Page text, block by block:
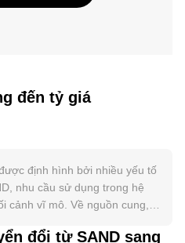
đến tỷ giá
định hình bởi nhiều yếu tố
nhu cầu sử dụng trong hệ
cảnh vĩ mô. Về nguồn cung,
cho đội ngũ, quỹ hệ sinh thái
đổi từ SAND sang